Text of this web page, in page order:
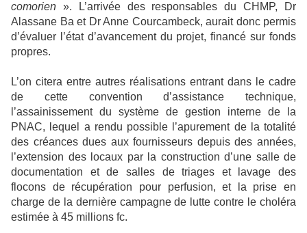
comorien ». L’arrivée des responsables du CHMP, Dr
Alassane Ba et Dr Anne Courcambeck, aurait donc permis
d’évaluer l’état d’avancement du projet, financé sur fonds
propres.
L’on citera entre autres réalisations entrant dans le cadre
de cette convention d’assistance technique,
l’assainissement du système de gestion interne de la
PNAC, lequel a rendu possible l’apurement de la totalité
des créances dues aux fournisseurs depuis des années,
l’extension des locaux par la construction d’une salle de
documentation et de salles de triages et lavage des
flocons de récupération pour perfusion, et la prise en
charge de la dernière campagne de lutte contre le choléra
estimée à 45 millions fc.